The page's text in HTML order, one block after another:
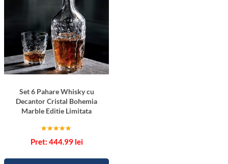
Set 6 Pahare Whisky cu
Decantor Cristal Bohemia
Marble Editie Limitata
5.00
444.99 lei